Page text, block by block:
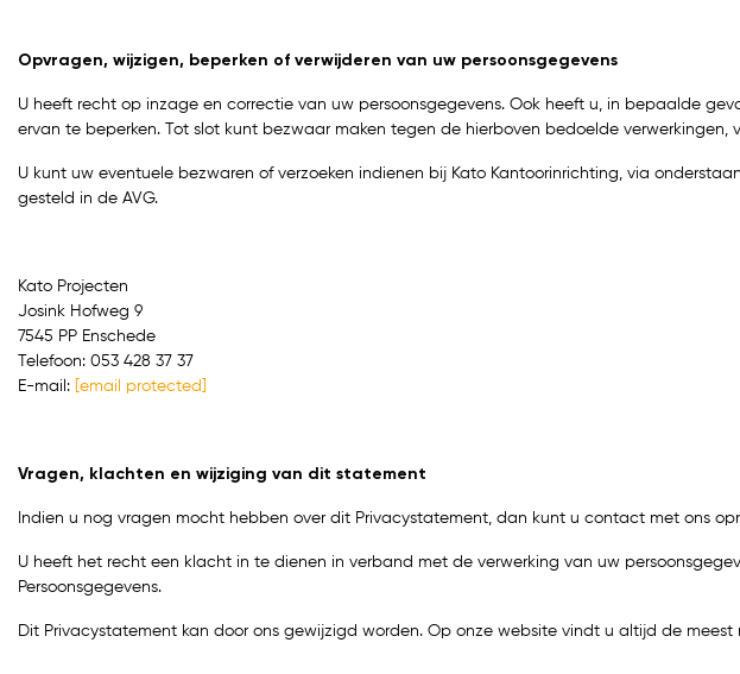
Opvragen, wijzigen, beperken of verwijderen van uw persoonsgegevens
U heeft recht op inzage en correctie van uw persoonsgegevens. Ook heeft u, in bepaalde
ervan te beperken. Tot slot kunt bezwaar maken tegen de hierboven bedoelde verwerkingen,
U kunt uw eventuele bezwaren of verzoeken indienen bij Kato Kantoorinrichting, via
gesteld in de AVG.
Kato Projecten
Josink Hofweg 9
7545 PP Enschede
Telefoon: 053 428 37 37
E-mail: [email protected]
Vragen, klachten en wijziging van dit statement
Indien u nog vragen mocht hebben over dit Privacystatement, dan kunt u contact met ons
U heeft het recht een klacht in te dienen in verband met de verwerking van uw
Persoonsgegevens.
Dit Privacystatement kan door ons gewijzigd worden. Op onze website vindt u altijd de